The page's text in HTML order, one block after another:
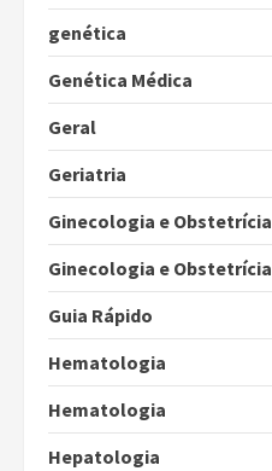
genética
Genética Médica
Geral
Geriatria
Ginecologia e Obstetrícia
Ginecologia e Obstetrícia
Guia Rápido
Hematologia
Hematologia
Hepatologia